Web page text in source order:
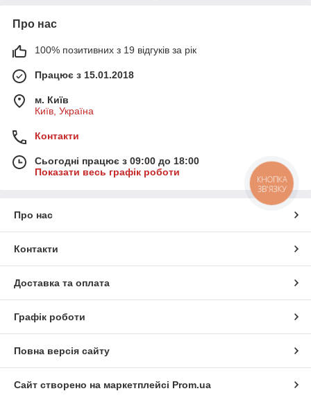
Про нас
100% позитивних з 19 відгуків за рік
Працює з 15.01.2018
м. Київ
Київ, Україна
Контакти
Сьогодні працює з 09:00 до 18:00
Показати весь графік роботи
Про нас
Контакти
Доставка та оплата
Графік роботи
Повна версія сайту
Сайт створено на маркетплейсі Prom.ua
КНОПКА
ЗВ'ЯЗКУ